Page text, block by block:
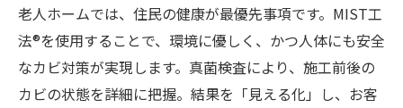
老人ホームでは、住民の健康が最優先事項です。MIST工
法®を使用することで、環境に優しく、かつ人体にも安全
なカビ対策が実現します。真菌検査により、施工前後の
カビの状態を詳細に把握。結果を「見える化」し、お客